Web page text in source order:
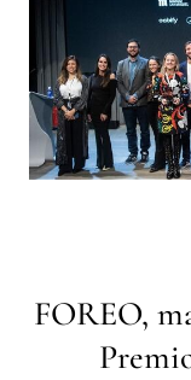
FOREO,